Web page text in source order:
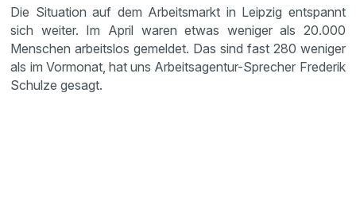
Die Situation auf dem Arbeitsmarkt in Leipzig entspannt
sich weiter. Im April waren etwas weniger als 20.000
Menschen arbeitslos gemeldet. Das sind fast 280 weniger
als im Vormonat, hat uns Arbeitsagentur-Sprecher Frederik
Schulze gesagt.